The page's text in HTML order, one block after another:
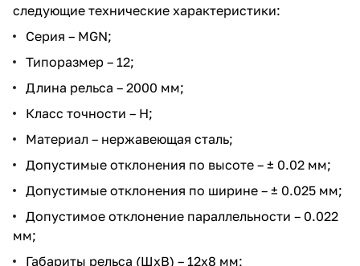
следующие технические характеристики:
Серия – MGN;
Типоразмер – 12;
Длина рельса – 2000 мм;
Класс точности – H;
Материал – нержавеющая сталь;
Допустимые отклонения по высоте – ± 0.02 мм;
Допустимые отклонения по ширине – ± 0.025 мм;
Допустимое отклонение параллельности – 0.022
мм;
Габариты рельса (ШхВ) – 12x8 мм;